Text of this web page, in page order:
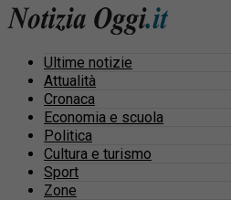
Ultime notizie
Attualità
Cronaca
Economia e scuola
Politica
Cultura e turismo
Sport
Zone